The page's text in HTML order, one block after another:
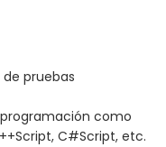
pruebas
como
C#Script, etc.